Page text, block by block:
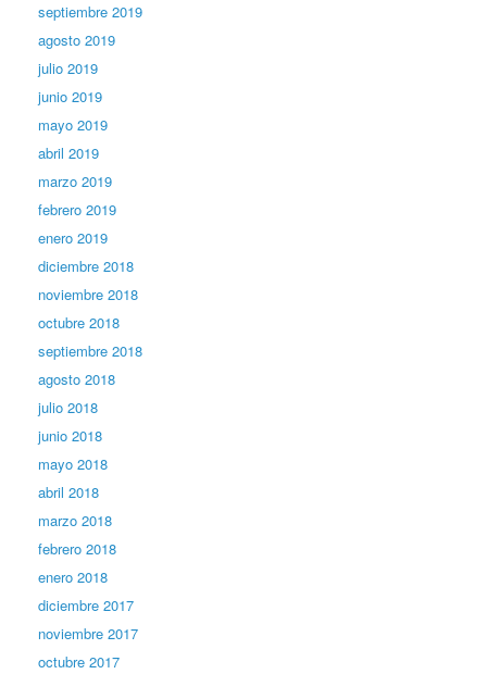
septiembre 2019
agosto 2019
julio 2019
junio 2019
mayo 2019
abril 2019
marzo 2019
febrero 2019
enero 2019
diciembre 2018
noviembre 2018
octubre 2018
septiembre 2018
agosto 2018
julio 2018
junio 2018
mayo 2018
abril 2018
marzo 2018
febrero 2018
enero 2018
diciembre 2017
noviembre 2017
octubre 2017